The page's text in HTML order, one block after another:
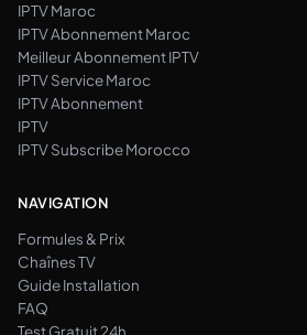
IPTV Maroc
IPTV Abonnement Maroc
Meilleur Abonnement IPTV
IPTV Service Maroc
IPTV Abonnement
IPTV
IPTV Subscribe Morocco
NAVIGATION
Formules & Prix
Chaînes TV
Guide Installation
FAQ
Test Gratuit 24h